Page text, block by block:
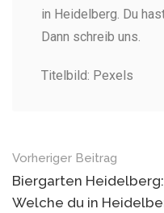
in Heidelberg. Du
Dann schreib uns.
Titelbild: Pexels
Vorheriger Beitrag
Biergarten Heidelberg:
Welche du in